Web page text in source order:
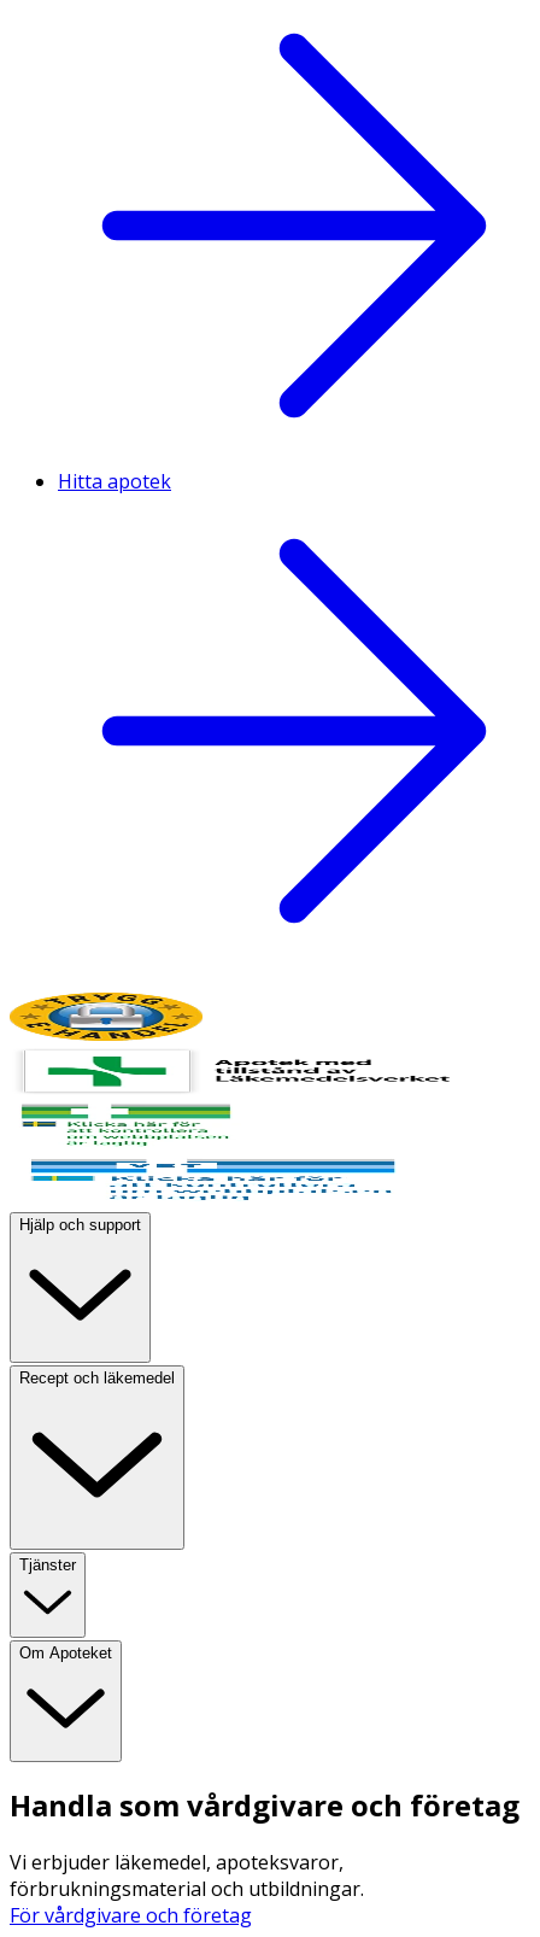
Hitta apotek
Hjälp och support
Recept och läkemedel
Tjänster
Om Apoteket
Handla som vårdgivare och företag
Vi erbjuder läkemedel, apoteksvaror,
förbrukningsmaterial och utbildningar.
För vårdgivare och företag